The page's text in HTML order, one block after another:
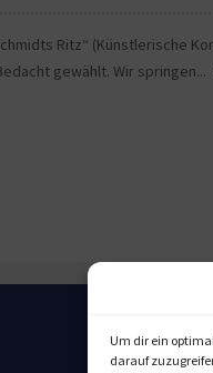
Um dir ein
darauf
Ritz“ (Künstlerische
gewählt. Wir springen...